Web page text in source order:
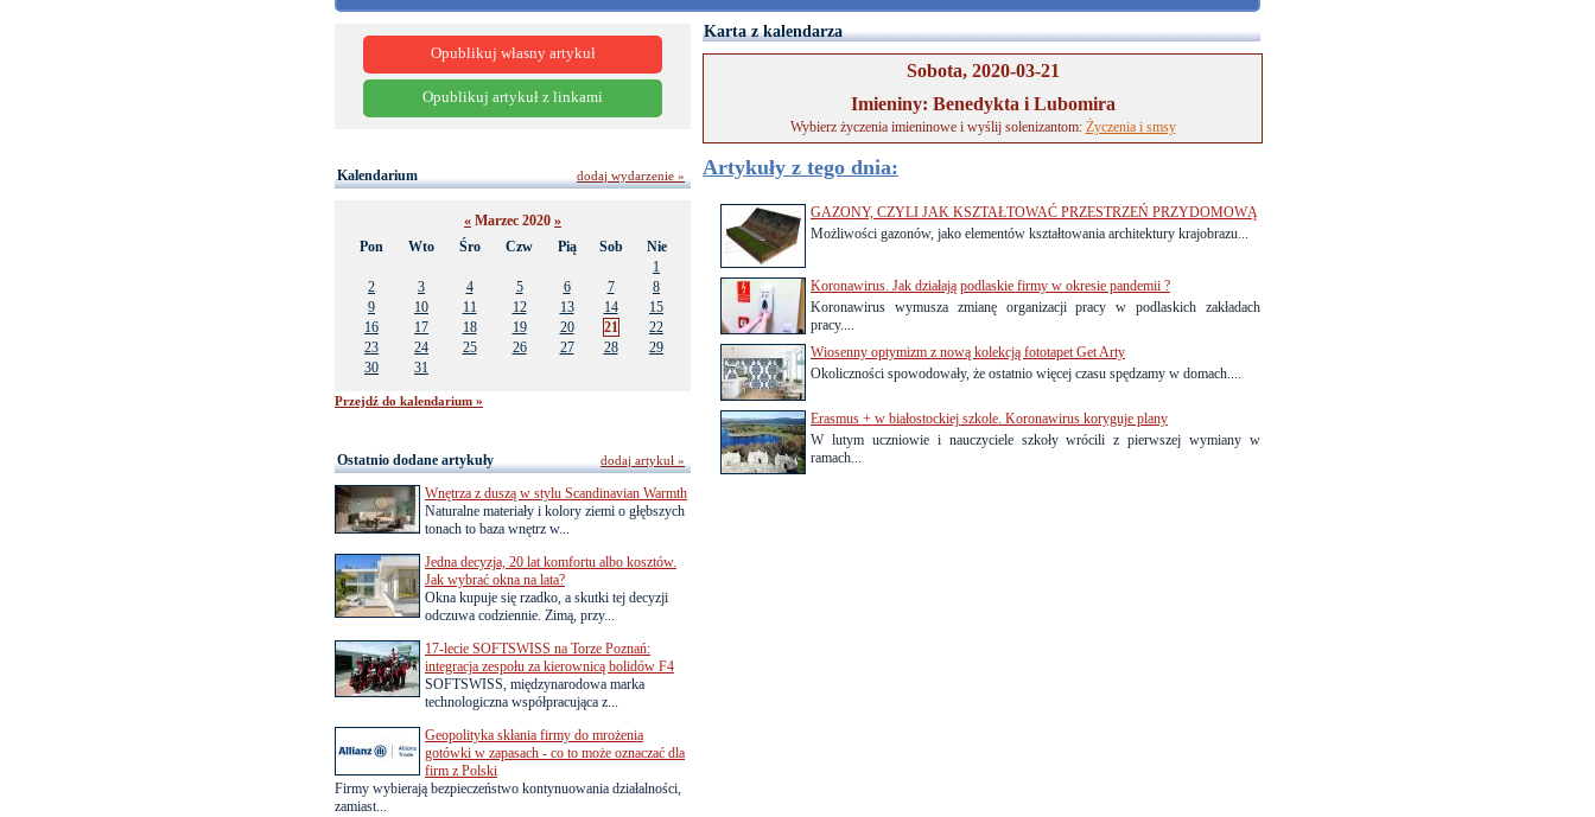
Karta z kalendarza
Sobota, 2020-03-21
Imieniny: Benedykta i Lubomira
Wybierz życzenia imieninowe i wyślij solenizantom: Życzenia i smsy
Artykuły z tego dnia:
GAZONY, CZYLI JAK KSZTAŁTOWAĆ PRZESTRZEŃ PRZYDOMOWĄ
Możliwości gazonów, jako elementów kształtowania architektury krajobrazu...
Koronawirus. Jak działają podlaskie firmy w okresie pandemii ?
Koronawirus wymusza zmianę organizacji pracy w podlaskich zakładach
pracy....
Wiosenny optymizm z nową kolekcją fototapet Get Arty
Okoliczności spowodowały, że ostatnio więcej czasu spędzamy w domach....
Erasmus + w białostockiej szkole. Koronawirus koryguje plany
W lutym uczniowie i nauczyciele szkoły wrócili z pierwszej wymiany w
ramach...
Opublikuj własny artykuł
Opublikuj artykuł z linkami
Kalendarium
« Marzec 2020 »
Pon
Wto Śro Czw Pią Sob
Nie
1
2
3 4 5 6 7
8
9
10 11 12 13 14
15
16
17 18 19 20 21
22
23
24 25 26 27 28
29
30
31
Przejdź do kalendarium »
dodaj wydarzenie »
Ostatnio dodane artykuły
Wnętrza z duszą w stylu Scandinavian Warmth
Naturalne materiały i kolory ziemi o głębszych
tonach to baza wnętrz w...
Jedna decyzja, 20 lat komfortu albo kosztów.
Jak wybrać okna na lata?
Okna kupuje się rzadko, a skutki tej decyzji
odczuwa codziennie. Zimą, przy...
17-lecie SOFTSWISS na Torze Poznań:
integracja zespołu za kierownicą bolidów F4
SOFTSWISS, międzynarodowa marka
technologiczna współpracująca z...
Geopolityka skłania firmy do mrożenia
gotówki w zapasach - co to może oznaczać dla
firm z Polski
Firmy wybierają bezpieczeństwo kontynuowania działalności,
zamiast...
dodaj artykuł »